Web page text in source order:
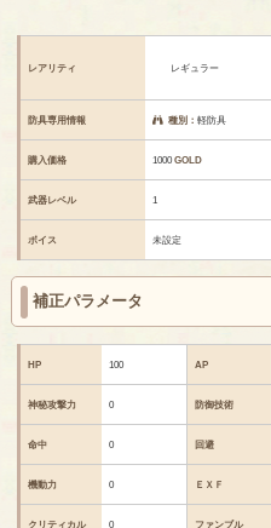
レアリティ レギュラー
防具専用情報 種別：軽防具
購入価格 1000GOLD
武器レベル 1
ボイス 未設定
補正パラメータ
HP 100 AP
神秘攻撃力 0 防御技術
命中 0 回避
機動力 0 ＥＸＦ
クリティカル 0 ファンブル